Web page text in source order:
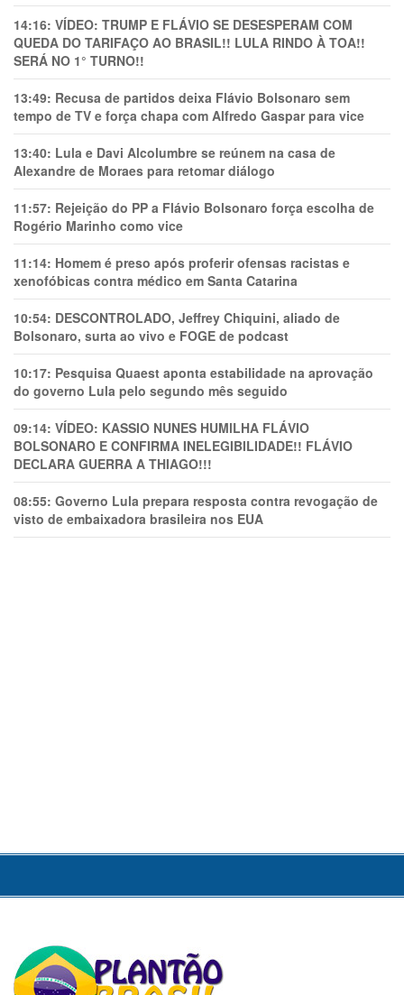
14:16: VÍDEO: TRUMP E FLÁVIO SE DESESPERAM COM
QUEDA DO TARIFAÇO AO BRASIL!! LULA RINDO À TOA!!
SERÁ NO 1° TURNO!!
13:49: Recusa de partidos deixa Flávio Bolsonaro sem
tempo de TV e força chapa com Alfredo Gaspar para vice
13:40: Lula e Davi Alcolumbre se reúnem na casa de
Alexandre de Moraes para retomar diálogo
11:57: Rejeição do PP a Flávio Bolsonaro força escolha de
Rogério Marinho como vice
11:14: Homem é preso após proferir ofensas racistas e
xenofóbicas contra médico em Santa Catarina
10:54: DESCONTROLADO, Jeffrey Chiquini, aliado de
Bolsonaro, surta ao vivo e FOGE de podcast
10:17: Pesquisa Quaest aponta estabilidade na aprovação
do governo Lula pelo segundo mês seguido
09:14: VÍDEO: KASSIO NUNES HUMlLHA FLÁVIO
BOLSONARO E CONFIRMA INELEGIBILIDADE!! FLÁVIO
DECLARA GUERRA A THIAGO!!!
08:55: Governo Lula prepara resposta contra revogação de
visto de embaixadora brasileira nos EUA